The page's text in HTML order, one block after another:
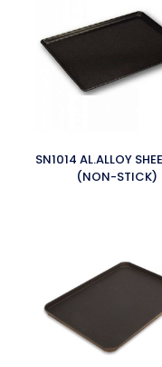
SN1014 AL.ALLOY
(NON-STICK)